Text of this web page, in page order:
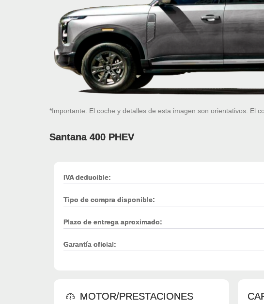
*Importante: El coche y detalles de esta imagen son orientativos. El
Santana 400 PHEV
IVA deducible:
Tipo de compra disponible:
Plazo de entrega aproximado:
Garantía oficial:
MOTOR/PRESTACIONES